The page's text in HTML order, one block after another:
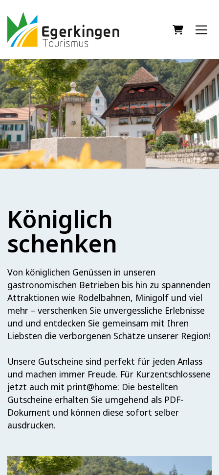
Königlich
schenken
Von königlichen Genüssen in unseren
gastronomischen Betrieben bis hin zu spannenden
Attraktionen wie Rodelbahnen, Minigolf und viel
mehr – verschenken Sie unvergessliche Erlebnisse
und und entdecken Sie gemeinsam mit Ihren
Liebsten die verborgenen Schätze unserer Region!
Unsere Gutscheine sind perfekt für jeden Anlass
und machen immer Freude. Für Kurzentschlossene
jetzt auch mit print@home: Die bestellten
Gutscheine erhalten Sie umgehend als PDF-
Dokument und können diese sofort selber
ausdrucken.